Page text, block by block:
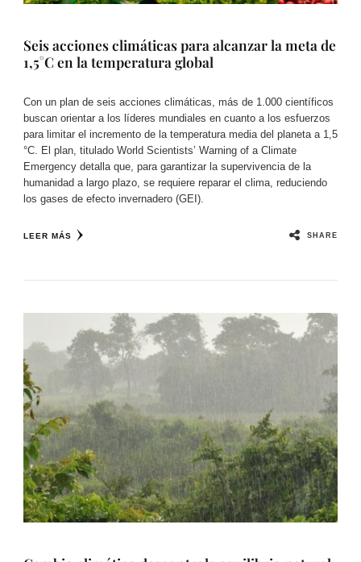
Seis acciones climáticas para alcanzar la meta de
1,5°C en la temperatura global
Con un plan de seis acciones climáticas, más de 1.000 científicos
buscan orientar a los líderes mundiales en cuanto a los esfuerzos
para limitar el incremento de la temperatura media del planeta a 1,5
°C. El plan, titulado World Scientists’ Warning of a Climate
Emergency detalla que, para garantizar la supervivencia de la
humanidad a largo plazo, se requiere reparar el clima, reduciendo
los gases de efecto invernadero (GEI).
LEER MÁS SHARE